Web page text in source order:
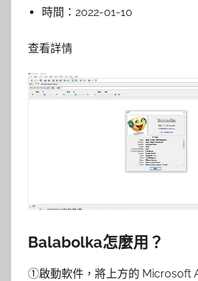
時間： 2022-01-10
查看詳情
Balabolka怎麼用？
①啟動軟件，將上方的 Microsoft